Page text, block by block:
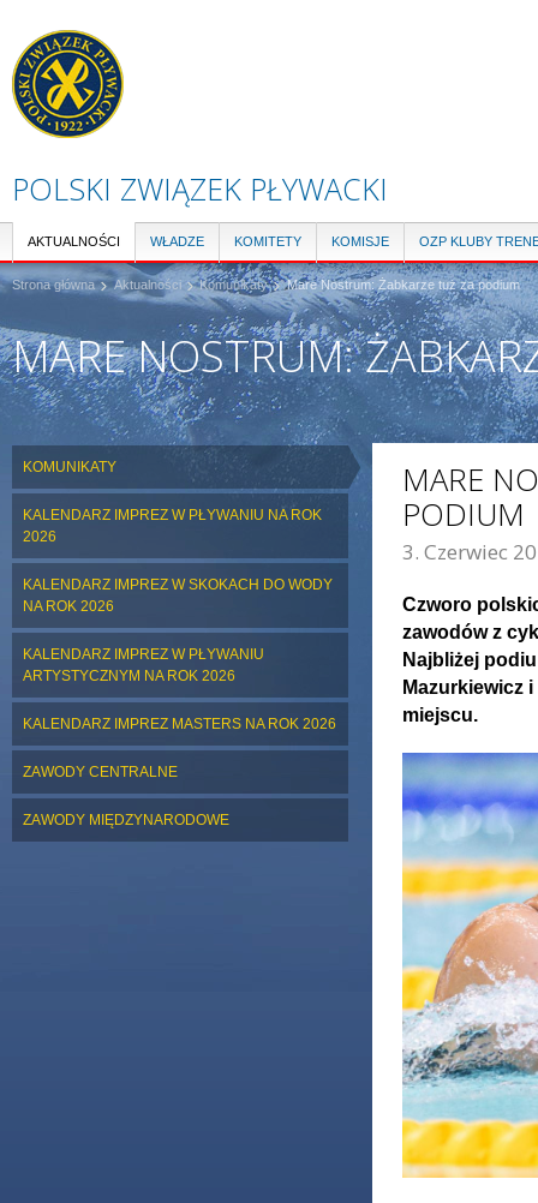
POLSKI ZWIĄZEK PŁYWACKI
AKTUALNOŚCI WŁADZE KOMITETY KOMISJE OZP KLUBY
Strona główna Aktualności Komunikaty Mare Nostrum: Żabkarze tuż za podium
MARE NOSTRUM:
KOMUNIKATY
KALENDARZ IMPREZ W PŁYWANIU NA ROK
2026
KALENDARZ IMPREZ W SKOKACH DO WODY
NA ROK 2026
KALENDARZ IMPREZ W PŁYWANIU
ARTYSTYCZNYM NA ROK 2026
KALENDARZ IMPREZ MASTERS NA ROK 2026
ZAWODY CENTRALNE
ZAWODY MIĘDZYNARODOWE
MARE
PODIUM
3. Czerwiec
Czworo
zawodów z
Najbliżej
Mazurkiewicz
miejscu.